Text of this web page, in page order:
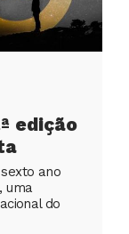
edição
ano
uma
do